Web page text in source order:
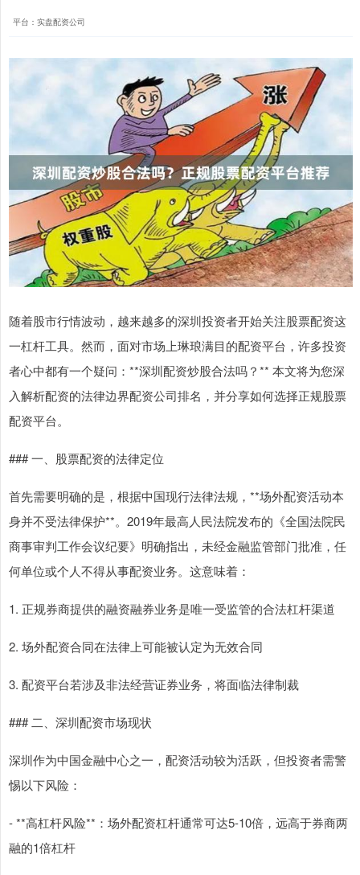
平台：实盘配资公司
随着股市行情波动，越来越多的深圳投资者开始关注股票配资这
一杠杆工具。然而，面对市场上琳琅满目的配资平台，许多投资
者心中都有一个疑问：**深圳配资炒股合法吗？** 本文将为您深
入解析配资的法律边界配资公司排名，并分享如何选择正规股票
配资平台。
### 一、股票配资的法律定位
首先需要明确的是，根据中国现行法律法规，**场外配资活动本
身并不受法律保护**。2019年最高人民法院发布的《全国法院民
商事审判工作会议纪要》明确指出，未经金融监管部门批准，任
何单位或个人不得从事配资业务。这意味着：
1. 正规券商提供的融资融券业务是唯一受监管的合法杠杆渠道
2. 场外配资合同在法律上可能被认定为无效合同
3. 配资平台若涉及非法经营证券业务，将面临法律制裁
### 二、深圳配资市场现状
深圳作为中国金融中心之一，配资活动较为活跃，但投资者需警
惕以下风险：
- **高杠杆风险**：场外配资杠杆通常可达5-10倍，远高于券商两
融的1倍杠杆